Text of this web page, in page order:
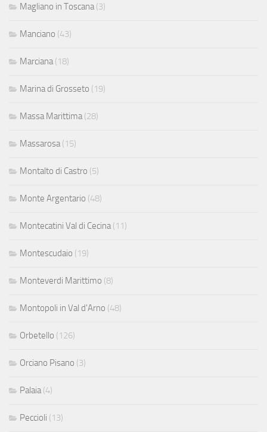
Magliano in Toscana (3)
Manciano (43)
Marciana (18)
Marina di Grosseto (19)
Massa Marittima (28)
Massarosa (15)
Montalto di Castro (5)
Monte Argentario (48)
Montecatini Val di Cecina (11)
Montescudaio (19)
Monteverdi Marittimo (8)
Montopoli in Val d'Arno (48)
Orbetello (126)
Orciano Pisano (3)
Palaia (4)
Peccioli (13)